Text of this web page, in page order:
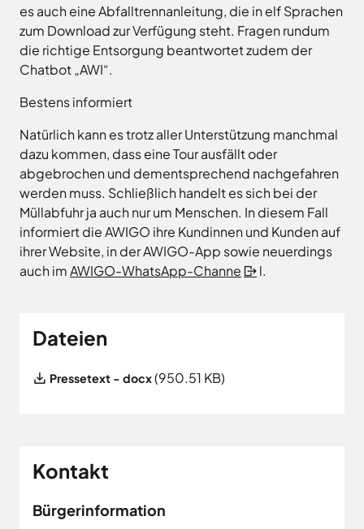
es auch eine Abfalltrennanleitung, die in elf Sprachen
zum Download zur Verfügung steht. Fragen rundum
die richtige Entsorgung beantwortet zudem der
Chatbot „AWI“.
Bestens informiert
Natürlich kann es trotz aller Unterstützung manchmal
dazu kommen, dass eine Tour ausfällt oder
abgebrochen und dementsprechend nachgefahren
werden muss. Schließlich handelt es sich bei der
Müllabfuhr ja auch nur um Menschen. In diesem Fall
informiert die AWIGO ihre Kundinnen und Kunden auf
ihrer Website, in der AWIGO-App sowie neuerdings
auch imAWIGO-WhatsApp-Channe l.
Dateien
File
Pressetext - docx(950.51 KB)
Kontakt
Bürgerinformation